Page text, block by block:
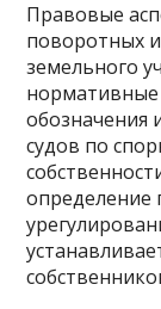
Правовые
поворотных
земельного
обозначения
судов по
определение